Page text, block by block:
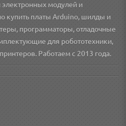
электронных модулей и
купить платы Arduino, шилды и
программаторы, отладочные
для робототехники,
Работаем с 2013 года.